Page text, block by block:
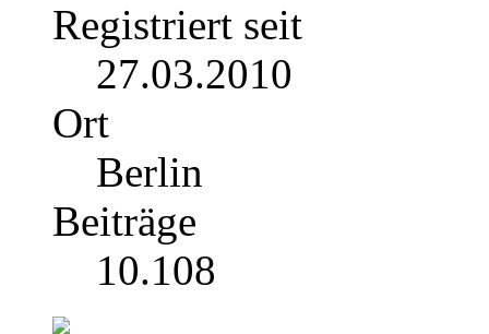
Registriert seit
27.03.2010
Ort
Berlin
Beiträge
10.108